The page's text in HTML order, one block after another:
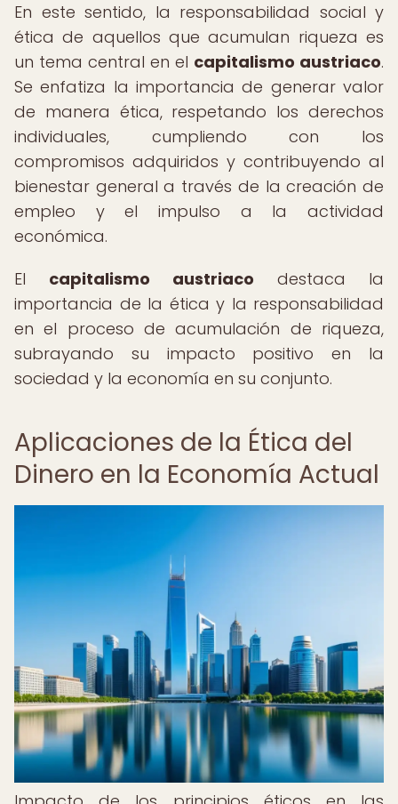
En este sentido, la responsabilidad social y
ética de aquellos que acumulan riqueza es
un tema central en el capitalismo austriaco.
Se enfatiza la importancia de generar valor
de manera ética, respetando los derechos
individuales, cumpliendo con los
compromisos adquiridos y contribuyendo al
bienestar general a través de la creación de
empleo y el impulso a la actividad
económica.
El capitalismo austriaco destaca la
importancia de la ética y la responsabilidad
en el proceso de acumulación de riqueza,
subrayando su impacto positivo en la
sociedad y la economía en su conjunto.
Aplicaciones de la Ética del
Dinero en la Economía Actual